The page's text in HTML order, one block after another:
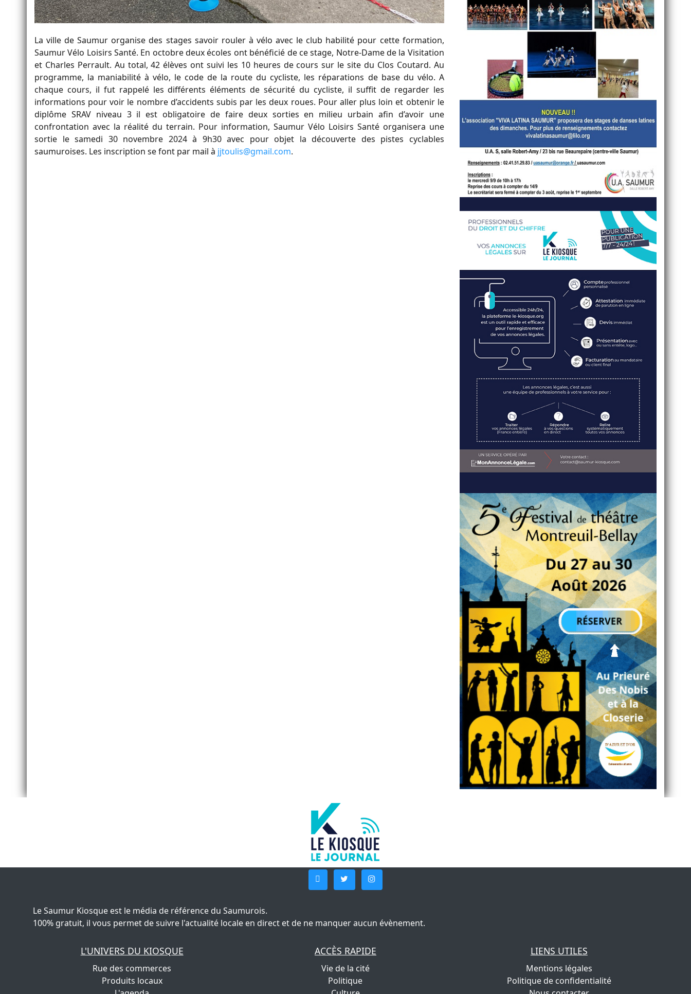
La ville de Saumur organise des stages savoir rouler à vélo avec le club habilité pour cette formation,
Saumur Vélo Loisirs Santé. En octobre deux écoles ont bénéficié de ce stage, Notre-Dame de la Visitation
et Charles Perrault. Au total, 42 élèves ont suivi les 10 heures de cours sur le site du Clos Coutard. Au
programme, la maniabilité à vélo, le code de la route du cycliste, les réparations de base du vélo. A
chaque cours, il fut rappelé les différents éléments de sécurité du cycliste, il suffit de regarder les
informations pour voir le nombre d’accidents subis par les deux roues. Pour aller plus loin et obtenir le
diplôme SRAV niveau 3 il est obligatoire de faire deux sorties en milieu urbain afin d’avoir une
confrontation avec la réalité du terrain. Pour information, Saumur Vélo Loisirs Santé organisera une
sortie le samedi 30 novembre 2024 à 9h30 avec pour objet la découverte des pistes cyclables
saumuroises. Les inscription se font par mail à jjtoulis@gmail.com.
Le Saumur Kiosque est le média de référence du Saumurois.
100% gratuit, il vous permet de suivre l'actualité locale en direct et de ne manquer aucun évènement.
L'UNIVERS DU KIOSQUE
Rue des commerces
Produits locaux
ACCÈS RAPIDE
Vie de la cité
Politique
LIENS UTILES
Mentions légales
Politique de confidentialité